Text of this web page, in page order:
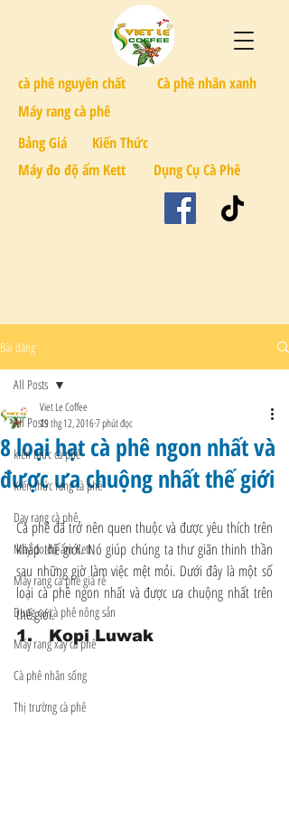
Bảng Giá
Dụng Cụ Cà Phê
Máy đo độ ẩm Kett
Kiến Thức
Cà phê nhân xanh
cà phê nguyên chất
Máy rang cà phê
Bài đăng
All Posts
kiến thức cà phê
Kiến thức rang cà phê
Dạy rang cà phê
Máy đo độ ẩm Kett
Máy rang cà phê giá rẻ
Dụng cụ cà phê nông sản
Máy rang xay cà phê
Cà phê nhân sống
Thị trường cà phê
All Posts
8 loại hạt cà phê ngon nhất và
được ưa chuộng nhất thế giới
Viet Le Coffee
19 thg 12, 20167 phút đọc
Cà phê đã trở nên quen thuộc và được yêu thích trên
khắp thế giới. Nó giúp chúng ta thư giãn thinh thần
sau những giờ làm việc mệt mỏi. Dưới đây là một số
loại cà phê ngon nhất và được ưa chuộng nhất trên
thế giới.
1.   Kopi Luwak